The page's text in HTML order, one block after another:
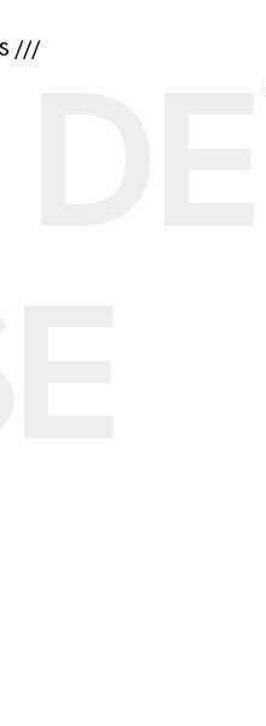
///